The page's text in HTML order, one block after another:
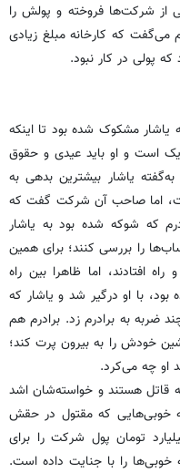
از شرکت‌ها فروخته و پولش را
می‌گفت که کارخانه مبلغ زیادی
پولی در کار نبود.
یاشار مشکوک شده بود تا اینکه
است و او باید عیدی و حقوق
یاشار بیشترین بدهی به
گرفت، اما صاحب آن شرکت گفت که
که شوکه شده بود به یاشار
را بررسی کنند؛ برای همین
207یاشار شدند و راه افتادند، اما ظاهرا بین راه
با او درگیر شد و یاشار که
ضربه به برادرم زد. برادرم هم
خودش را به بیرون پرت کند؛
او چه می‌کرد.
قاتل هستند و خواسته‌شان اشد
خوبی‌هایی که مقتول در حقش
تومان پول شرکت را برای
را با جنایت داده است.